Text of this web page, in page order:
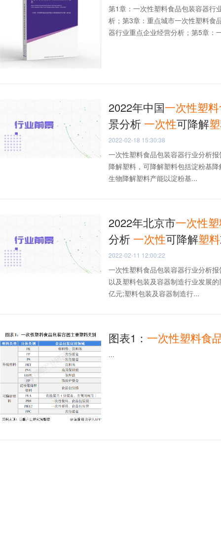
第1章：一次性塑料食品包装容器行
析；第3章：重点城市一次性塑料食
器行业重点企业经营分析；第5章：
2022年中国一次性塑料
景分析 一次性可降解
2022-02-18 15:30:38
一次性塑料食品包装容器行业分析
降解塑料，可降解塑料包括淀粉基
生物降解塑料产能以淀粉基...
2022年北京市一次性
分析 一次性可降解塑料
2022-02-11 12:00:22
一次性塑料食品包装容器行业分析
以及塑料包装及容器制造行业发展
亿元;塑料包装及容器制造行...
图表1： 一次性塑料食
...